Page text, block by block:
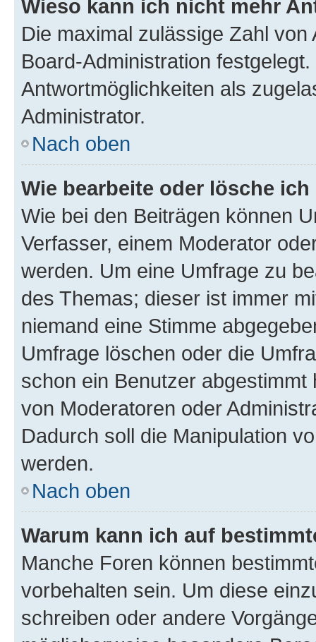
Wieso kann ich nicht mehr
Die maximal zulässige Zahl
Board-Administration
Antwortmöglichkeiten als
Administrator.
Nach oben
Wie bearbeite oder lösche
Wie bei den Beiträgen können
Verfasser, einem Moderator
werden. Um eine Umfrage zu
des Themas; dieser ist immer
niemand eine Stimme
Umfrage löschen oder die
schon ein Benutzer
von Moderatoren oder
Dadurch soll die Manipulation
werden.
Nach oben
Warum kann ich auf
Manche Foren können
vorbehalten sein. Um diese
schreiben oder andere